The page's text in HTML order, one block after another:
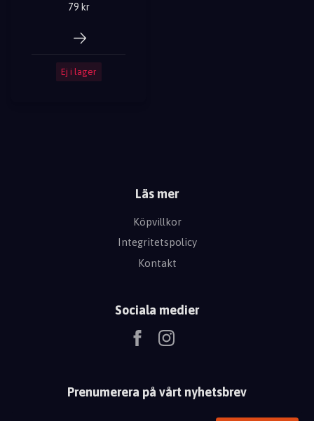
79 kr
Ej i lager
Läs mer
Köpvillkor
Integritetspolicy
Kontakt
Sociala medier
Prenumerera på vårt nyhetsbrev